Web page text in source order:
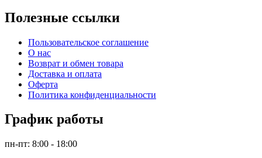
Полезные ссылки
Пользовательское соглашение
О нас
Возврат и обмен товара
Доставка и оплата
Оферта
Политика конфиденциальности
График работы
пн-пт: 8:00 - 18:00